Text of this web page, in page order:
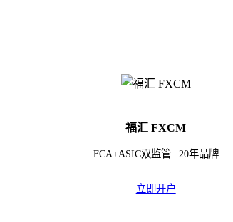
福汇 FXCM
FCA+ASIC双监管 | 20年品牌
立即开户